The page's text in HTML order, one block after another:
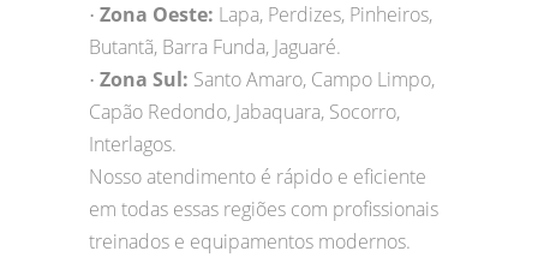
• Zona Oeste: Lapa, Perdizes, Pinheiros,
Butantã, Barra Funda, Jaguaré.
• Zona Sul: Santo Amaro, Campo Limpo,
Capão Redondo, Jabaquara, Socorro,
Interlagos.
Nosso atendimento é rápido e eficiente
em todas essas regiões com profissionais
treinados e equipamentos modernos.